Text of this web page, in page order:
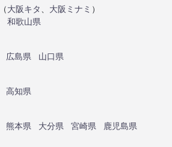
（大阪キタ 大阪ミナミ ）
和歌山県
広島県
山口県
高知県
熊本県 大分県 宮崎県
鹿児島県